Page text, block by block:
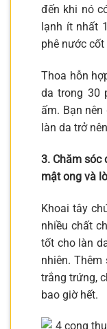
đến khi nó
lạnh ít nhất
phê nước
Thoa hỗn
da trong 30
ấm. Bạn
làn da trở
3. Chăm sóc
mật ong và
Khoai tây
nhiều chất
tốt cho làn
nhiên.
trắng trứng,
bao giờ hết.